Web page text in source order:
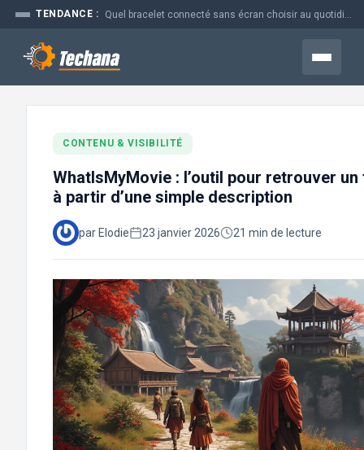
Aller
contenu
TENDANCE :
Menu
CONTENU & VISIBILITÉ
WhatIsMyMovie : l’outil pour retrouver un
à partir d’une simple description
par Elodie 23 janvier 2026 21 min de lecture